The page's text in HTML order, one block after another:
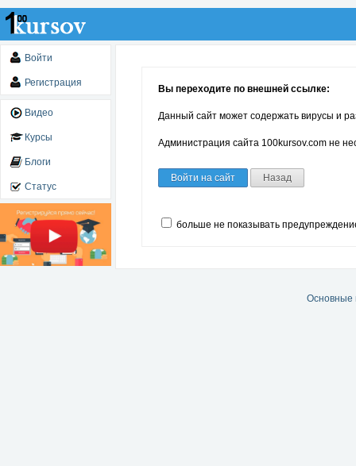
Войти
Регистрация
Видео
Курсы
Блоги
Статус
Вы переходите по внешней ссылке:
Данный сайт может содержать вирусы и
Администрация сайта 100kursov.com не
Войти на сайт Назад
больше не показывать
Основные